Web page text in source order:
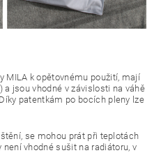
MILA k opětovnému použití, mají
jsou vhodné v závislosti na váhě
patentkám po bocích pleny lze
se mohou prát při teplotách
vhodné sušit na radiátoru, v